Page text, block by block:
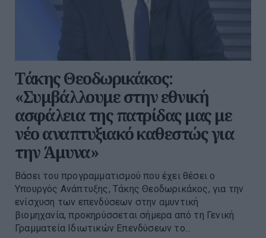
Τάκης Θεοδωρικάκος:
«Συμβάλλουμε στην εθνική
ασφάλεια της πατρίδας μας με
νέο αναπτυξιακό καθεστώς για
την Άμυνα»
Βάσει του προγραμματισμού που έχει θέσει ο
Υπουργός Ανάπτυξης, Τάκης Θεοδωρικάκος, για την
ενίσχυση των επενδύσεων στην αμυντική
βιομηχανία, προκηρύσσεται σήμερα από τη Γενική
Γραμματεία Ιδιωτικών Επενδύσεων το...